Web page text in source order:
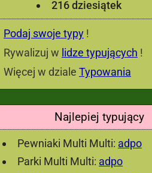
216 dziesiątek
Podaj swoje typy !
Rywalizuj w lidze typujących !
Więcej w dziale Typowania
Najlepiej typujący
Pewniaki Multi Multi: adpo
Parki Multi Multi: adpo